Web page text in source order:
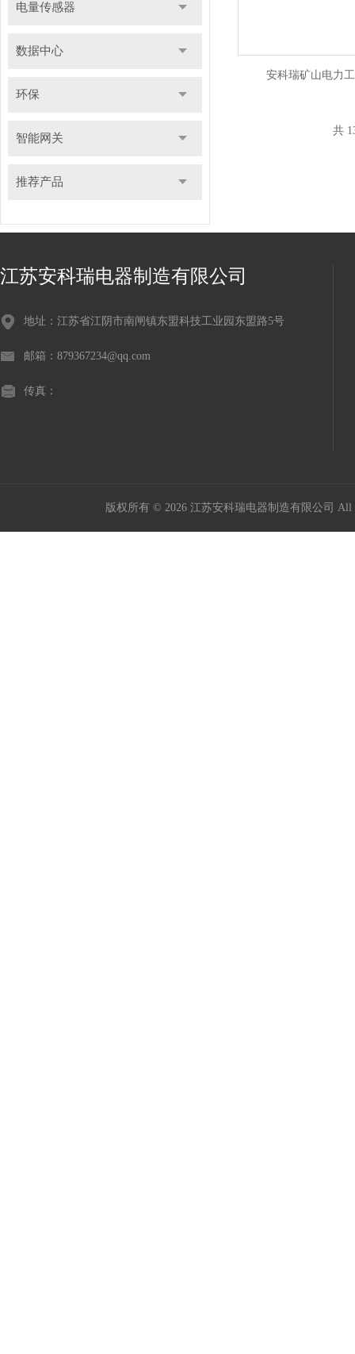
电量传感器
数据中心
环保
智能网关
推荐产品
安科瑞矿山电力
共
江苏安科瑞电器制造有限公司
地址：江苏省江阴市南闸镇东盟科技工业园东盟路5号
邮箱：879367234@qq.com
传真：
版权所有 © 2026 江苏安科瑞电器制造有限公司